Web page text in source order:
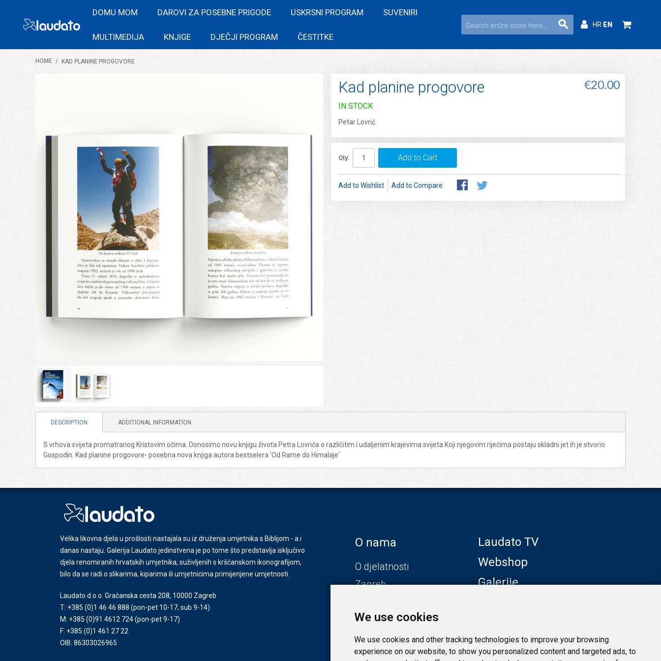
We use cookies
We use cookies and other tracking technologies to improve your browsing
experience on our website, to show you personalized content and targeted ads, to
DOMU MOM DAROVI ZA POSEBNE PRIGODE USKRSNI PROGRAM SUVENIRI
MULTIMEDIJA KNJIGE DJEČJI PROGRAM ČESTITKE
HR EN
HOME / KAD PLANINE PROGOVORE
Kad planine progovore €20.00
IN STOCK
Petar Lovrić
Qty: Add to Cart
Add to Wishlist Add to Compare
DESCRIPTION ADDITIONAL INFORMATION
S vrhova svijeta promatranog Kristovim očima. Donosimo novu knjigu života Petra Lovrića o različitim i udaljenim krajevima svijeta Koji njegovim riječima postaju skladni jet ih je stvorio
Gospodin. Kad planine progovore- posebna nova knjiga autora bestselera 'Od Rame do Himalaje'
Velika likovna djela u prošlosti nastajala su iz druženja umjetnika s Biblijom - a i
danas nastaju. Galerija Laudato jedinstvena je po tome što predstavlja isključivo
djela renomiranih hrvatskih umjetnika, suživljenih s kršćanskom ikonografijom,
bilo da se radi o slikarima, kiparima ili umjetnicima primijenjene umjetnosti.
Laudato d.o.o. Gračanska cesta 208, 10000 Zagreb
T: +385 (0)1 46 46 888 (pon-pet 10-17; sub 9-14)
M: +385 (0)91 4612 724(pon-pet 9-17)
F: +385 (0)1 461 27 22
OIB: 86303026965
O nama
O djelatnosti
Zagreb
Laudato TV
Webshop
Galerije